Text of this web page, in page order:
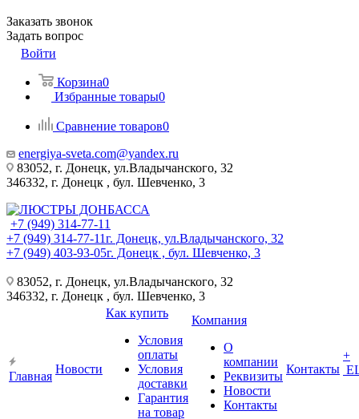
Заказать звонок
Задать вопрос
Войти
Корзина0
Избранные товары0
Сравнение товаров0
energiya-sveta.com@yandex.ru
83052, г. Донецк, ул.Владычанского, 32
346332, г. Донецк , бул. Шевченко, 3
+7 (949) 314-77-11
+7 (949) 314-77-11г. Донецк, ул.Владычанского, 32
+7 (949) 403-93-05г. Донецк , бул. Шевченко, 3
83052, г. Донецк, ул.Владычанского, 32
346332, г. Донецк , бул. Шевченко, 3
Главная
Новости
Как купить
Условия
оплаты
Условия
доставки
Гарантия
на товар
Компания
О
компании
Реквизиты
Новости
Контакты
Контакты
+